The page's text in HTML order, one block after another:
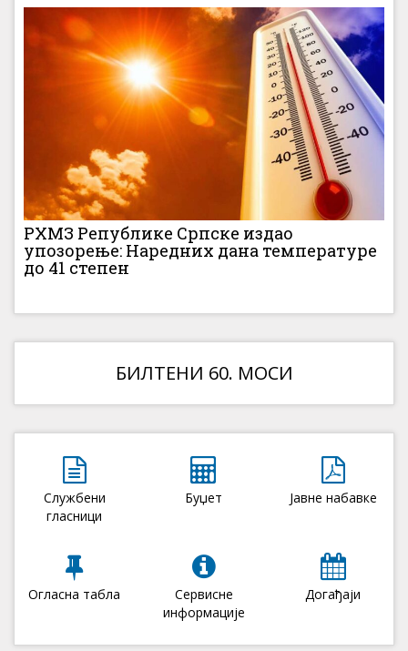
РХМЗ Републике Српске издао
упозорење: Наредних дана температуре
до 41 степен
БИЛТЕНИ 60. МОСИ
Службени
гласници
Буџет Јавне набавке
Огласна табла
Сервисне
информације
Догађаји